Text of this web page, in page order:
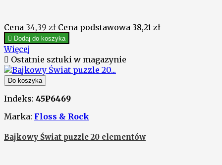
Cena 34,39 zł Cena podstawowa 38,21 zł
 Dodaj do koszyka
Więcej
 Ostatnie sztuki w magazynie
Do koszyka
Indeks: 45P6469
Marka: Floss & Rock
Bajkowy Świat puzzle 20 elementów